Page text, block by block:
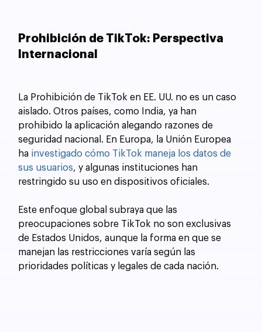
Prohibición de TikTok: Perspectiva
Internacional
La Prohibición de TikTok en EE. UU. no es un caso
aislado. Otros países, como India, ya han
prohibido la aplicación alegando razones de
seguridad nacional. En Europa, la Unión Europea
ha investigado cómo TikTok maneja los datos de
sus usuarios, y algunas instituciones han
restringido su uso en dispositivos oficiales.
Este enfoque global subraya que las
preocupaciones sobre TikTok no son exclusivas
de Estados Unidos, aunque la forma en que se
manejan las restricciones varía según las
prioridades políticas y legales de cada nación.